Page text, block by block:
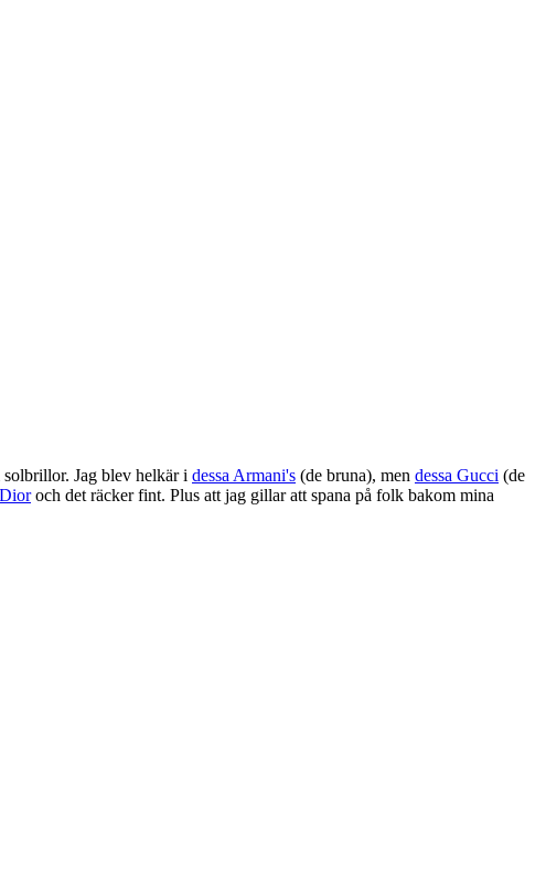
Jag blev helkär i dessa Armani's (de bruna), men dessa Gucci (de
och det räcker fint. Plus att jag gillar att spana på folk bakom mina